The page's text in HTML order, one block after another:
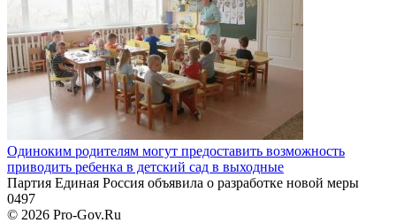
Одиноким родителям могут предоставить возможность
приводить ребенка в детский сад в выходные
Партия Единая Россия объявила о разработке новой меры
0497
© 2026 Pro-Gov.Ru